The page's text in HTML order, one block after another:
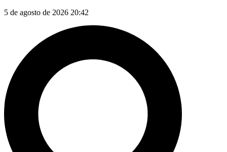
5 de agosto de 2026 20:42